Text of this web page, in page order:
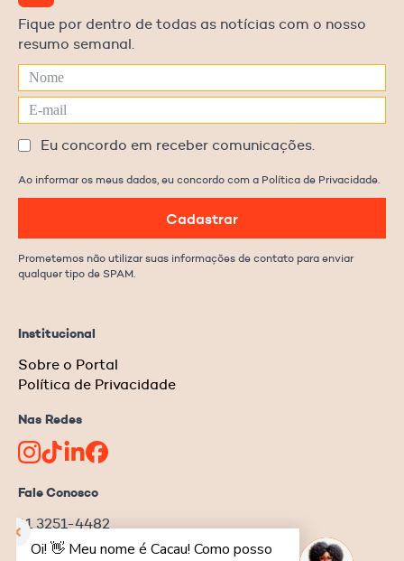
Institucional
Sobre o Portal
Política de Privacidade
Nas Redes
Fale Conosco
11 3251-4482
redacao@ongnews.com.br
Fique por dentro de todas as notícias com o nosso
resumo semanal.
Eu concordo em receber comunicações.
Ao informar os meus dados, eu concordo com a Política de Privacidade.
Cadastrar
Prometemos não utilizar suas informações de contato para enviar
qualquer tipo de SPAM.